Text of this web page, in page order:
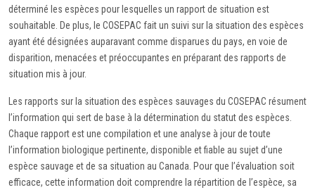
déterminé les espèces pour lesquelles un rapport de situation est
souhaitable. De plus, le COSEPAC fait un suivi sur la situation des espèces
ayant été désignées auparavant comme disparues du pays, en voie de
disparition, menacées et préoccupantes en préparant des rapports de
situation mis à jour.
Les rapports sur la situation des espèces sauvages du COSEPAC résument
l’information qui sert de base à la détermination du statut des espèces.
Chaque rapport est une compilation et une analyse à jour de toute
l’information biologique pertinente, disponible et fiable au sujet d’une
espèce sauvage et de sa situation au Canada. Pour que l’évaluation soit
efficace, cette information doit comprendre la répartition de l’espèce, sa